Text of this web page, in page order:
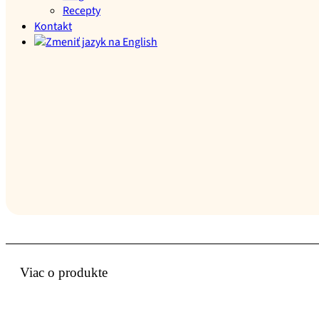
Recepty
Kontakt
Viac o produkte